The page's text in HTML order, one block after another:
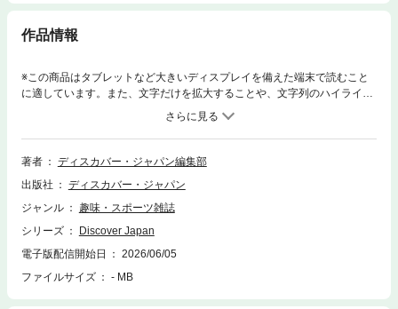
作品情報
※この商品はタブレットなど大きいディスプレイを備えた端末で読むこと
に適しています。また、文字だけを拡大することや、文字列のハイライ
ト、検索、辞書の参照、引用などの機能が使用できません。今年も暑い夏
がやってくる！ どれほどの暑さになるか、戦々恐々としてしまいますが、
そんな夏を、いかに涼しく過ごせるか……。「江戸の納涼の知恵」や、江
戸時代から受け継がれる氷室文化がある「金沢」、雲の上の避暑地「長
提案も。「Blue Box Café by Natsuko Shoji」の庄司夏子シェフや、福田
里香さんがすすめるスイーツもご紹介。盛夏でも涼しく好奇心を満たせる
が盛りだくさんです。※デジタル版には、表紙画像や目次に掲載している
記事、画像、広告、付録が含まれない場合があります。また、掲載情報は
原則として奥付に表記している発行時のものです。
著者
ディスカバー・ジャパン編集部
出版社
ディスカバー・ジャパン
ジャンル
趣味・スポーツ雑誌
シリーズ
Discover Japan
電子版配信開始日
2026/06/05
ファイルサイズ
- MB